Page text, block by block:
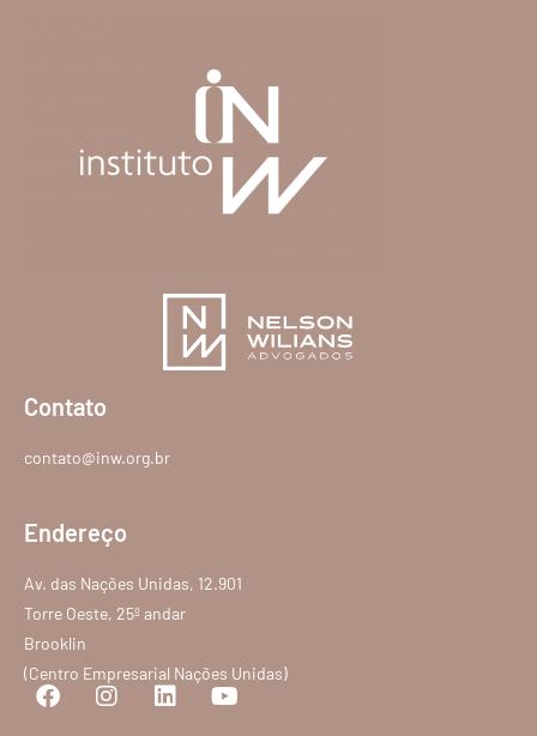
Contato
contato@inw.org.br
Endereço
Av. das Nações Unidas, 12.901
Torre Oeste, 25º andar
Brooklin
(Centro Empresarial Nações Unidas)